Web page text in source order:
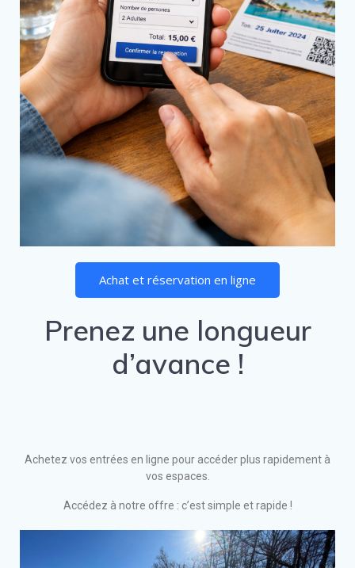
Achat et réservation en ligne
Prenez une longueur
d’avance !
Achetez vos entrées en ligne pour accéder plus rapidement à
vos espaces.
Accédez à notre offre : c’est simple et rapide !